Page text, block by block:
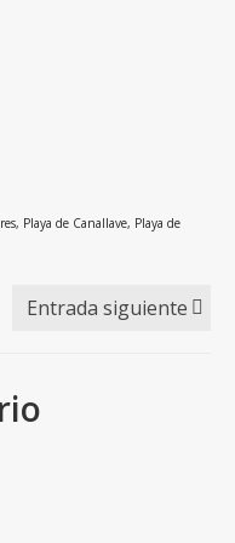
, Playa de Canallave, Playa de
Entrada siguiente